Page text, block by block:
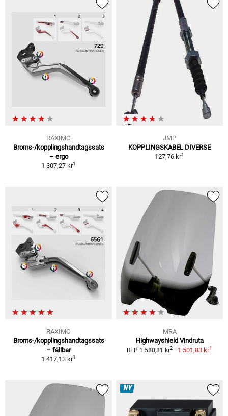
RAXIMO
Broms-/kopplingshandtagssats
– ergo
1 307,27 kr1
JMP
KOPPLINGSKABEL DIVERSE
127,76 kr1
RAXIMO
Broms-/kopplingshandtagssats
– fällbar
1 417,13 kr1
MRA
Highwayshield Vindruta
RFP 1 580,81 kr2 1 501,83 kr1
NY